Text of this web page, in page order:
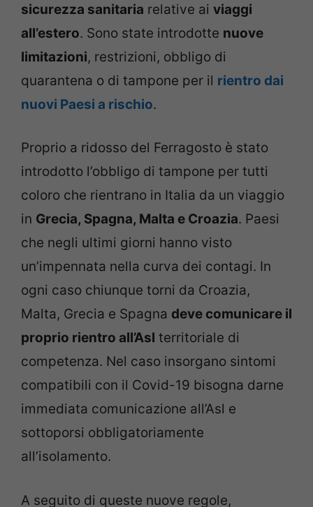
sicurezza sanitaria relative ai viaggi
all’estero. Sono state introdotte nuove
limitazioni, restrizioni, obbligo di
quarantena o di tampone per il rientro dai
nuovi Paesi a rischio.
Proprio a ridosso del Ferragosto è stato
introdotto l’obbligo di tampone per tutti
coloro che rientrano in Italia da un viaggio
in Grecia, Spagna, Malta e Croazia. Paesi
che negli ultimi giorni hanno visto
un’impennata nella curva dei contagi. In
ogni caso chiunque torni da Croazia,
Malta, Grecia e Spagna deve comunicare il
proprio rientro all’Asl territoriale di
competenza. Nel caso insorgano sintomi
compatibili con il Covid-19 bisogna darne
immediata comunicazione all’Asl e
sottoporsi obbligatoriamente
all’isolamento.
A seguito di queste nuove regole,